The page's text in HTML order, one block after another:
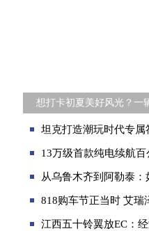
想打卡初夏美好风光？一
坦克打造潮玩时代专属符
13万级首款纯电续航百公里的电混中型SUV 蓝
从乌鲁木齐到阿勒泰：如何用
818购车节正当时 艾瑞泽
江西五十铃翼放EC：经济实惠之